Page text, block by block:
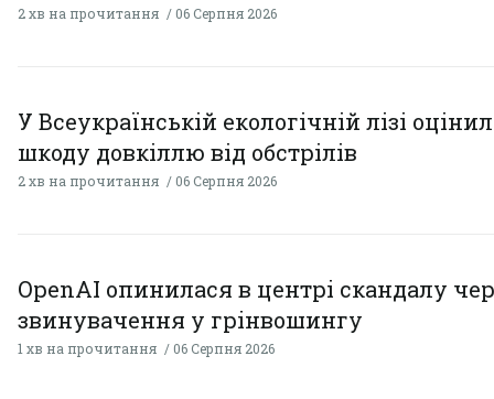
2 хв на прочитання 06 Серпня 2026
У Всеукраїнській екологічній лізі
шкоду довкіллю від обстрілів
2 хв на прочитання 06 Серпня 2026
OpenAI опинилася в центрі скандалу
звинувачення у грінвошингу
1 хв на прочитання 06 Серпня 2026